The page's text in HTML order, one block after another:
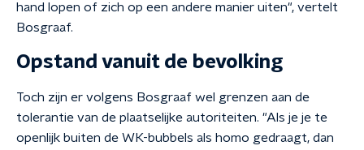
hand lopen of zich op een andere manier uiten", vertelt
Bosgraaf.
Opstand vanuit de bevolking
Toch zijn er volgens Bosgraaf wel grenzen aan de
tolerantie van de plaatselijke autoriteiten. "Als je je te
openlijk buiten de WK-bubbels als homo gedraagt, dan